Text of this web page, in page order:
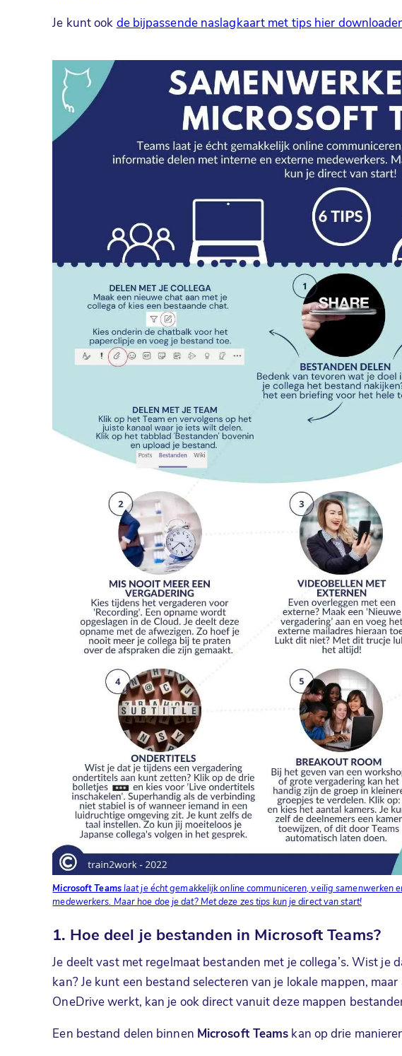
Je kunt ook de bijpassende naslagkaart met tips hier
Microsoft Teamslaat je écht gemakkelijk online communiceren, veilig samenwerken
medewerkers. Maar hoe doe je dat? Met deze zes tips kun je direct van start!
1. Hoe deel je bestanden in Microsoft Teams?
Je deelt vast met regelmaat bestanden met je collega’s. Wist je
kan? Je kunt een bestand selecteren van je lokale mappen,
OneDrive werkt, kan je ook direct vanuit deze mappen
Een bestand delen binnen Microsoft Teams kan op drie